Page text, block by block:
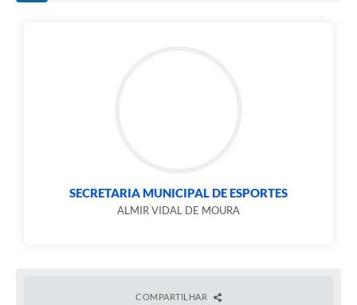
SECRETARIA MUNICIPAL DE ESPORTES
ALMIR VIDAL DE MOURA
COMPARTILHAR